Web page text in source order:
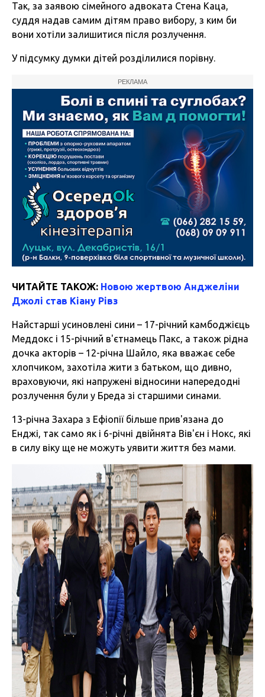
Так, за заявою сімейного адвоката Стена Каца,
суддя надав самим дітям право вибору, з ким би
вони хотіли залишитися після розлучення.
У підсумку думки дітей розділилися порівну.
РЕКЛАМА
ЧИТАЙТЕ ТАКОЖ: Новою жертвою Анджеліни
Джолі став Кіану Рівз
Найстарші усиновлені сини – 17-річний камбоджієць
Меддокс і 15-річний в'єтнамець Пакс, а також рідна
дочка акторів – 12-річна Шайло, яка вважає себе
хлопчиком, захотіла жити з батьком, що дивно,
враховуючи, які напружені відносини напередодні
розлучення були у Бреда зі старшими синами.
13-річна Захара з Ефіопії більше прив'язана до
Енджі, так само як і 6-річні двійнята Вів'єн і Нокс, які
в силу віку ще не можуть уявити життя без мами.